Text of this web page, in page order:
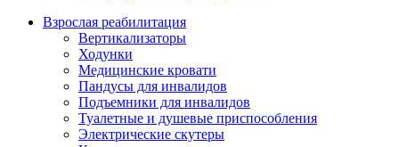
Взрослая реабилитация
Вертикализаторы
Ходунки
Медицинские кровати
Пандусы для инвалидов
Подъемники для инвалидов
Туалетные и душевые приспособления
Электрические скутеры